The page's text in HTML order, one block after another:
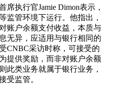
席执行官Jamie Dimon表示，
监管环境下运行。他指出，
账户余额支付收益，本质与
无异，应适用与银行相同的
CNBC采访时称，可接受的
提供奖励，而非对账户余额
此类业务就属于银行业务，
受监管。